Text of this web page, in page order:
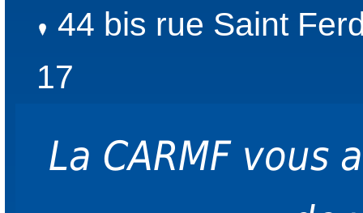
44 bis rue Saint
17
La CARMF vous